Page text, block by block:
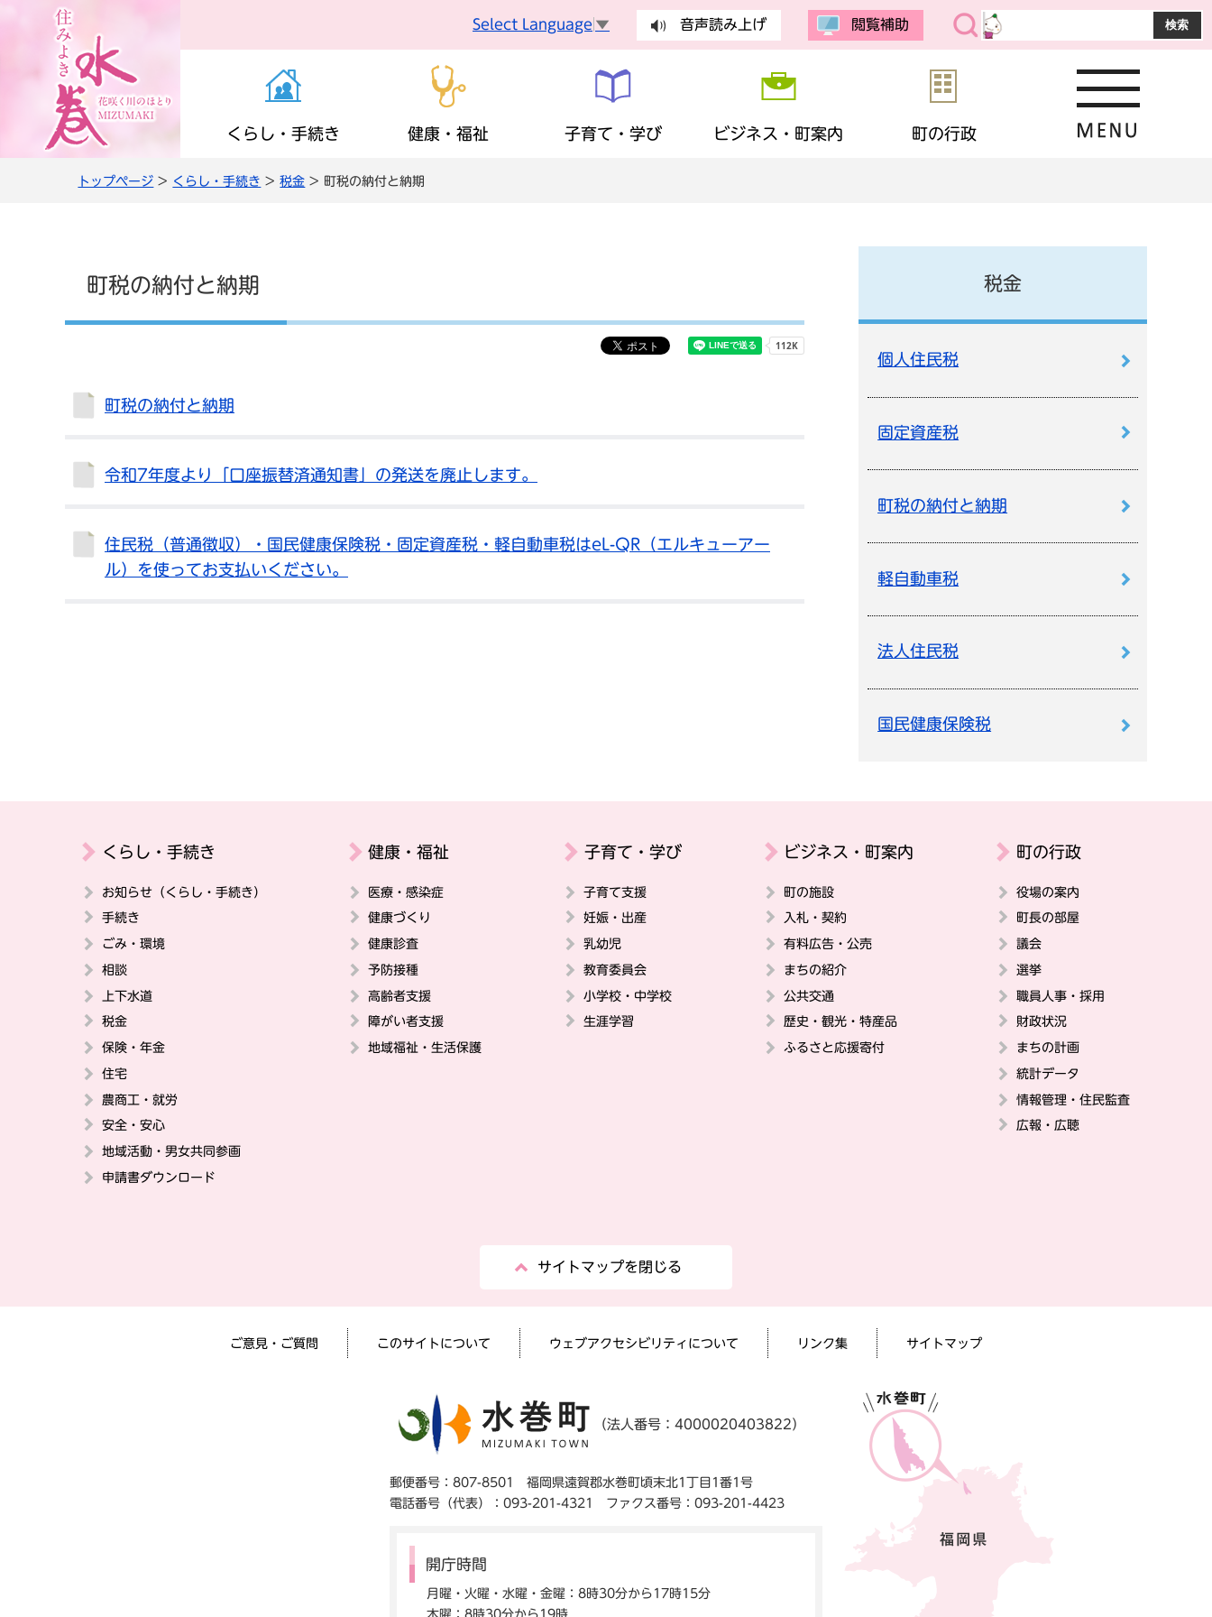
Select Language ▼ 音声読み上げ 閲覧補助
くらし・手続き
上下水道 住宅
地域活動・男女共同参画 申請書ダウンロード
健康・福祉 子育て・学び ビジネス・町案内 町の行政
情報管理・住民監査 広報・広聴
トップページ > くらし・手続き >税金 > 町税の納付と納期
町税の納付と納期
町税の納付と納期
令和7年度より「口座振替済通知書」の発送を廃止します。
住民税（普通徴収）・国民健康保険税・固定資産税・軽自動車税はeL-QR（エルキューアー
ル）を使ってお支払いください。
税金
個人住民税
固定資産税
町税の納付と納期
軽自動車税
法人住民税
国民健康保険税
くらし・手続き
お知らせ（くらし・手続き）
手続き
ごみ・環境
相談
上下水道
税金
保険・年金
住宅
農商工・就労
安全・安心
地域活動・男女共同参画
申請書ダウンロード
健康・福祉
医療・感染症
健康づくり
健康診査
予防接種
高齢者支援
障がい者支援
地域福祉・生活保護
子育て・学び
子育て支援
妊娠・出産
乳幼児
教育委員会
小学校・中学校
生涯学習
ビジネス・町案内
町の施設
入札・契約
有料広告・公売
まちの紹介
公共交通
歴史・観光・特産品
ふるさと応援寄付
町の行政
役場の案内
町長の部屋
議会
選挙
職員人事・採用
財政状況
まちの計画
統計データ
情報管理・住民監査
広報・広聴
サイトマップを閉じる
ご意見・ご質問 このサイトについて ウェブアクセシビリティについて リンク集 サイトマップ
（法人番号：4000020403822）
郵便番号：807-8501 福岡県遠賀郡水巻町頃末北1丁目1番1号
電話番号（代表）：093-201-4321 ファクス番号：093-201-4423
開庁時間
月曜・火曜・水曜・金曜：8時30分から17時15分
木曜：8時30分から19時